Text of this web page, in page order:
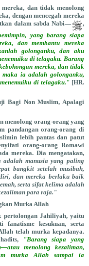
dan tidak menolong
dengan mencegah mereka
dalam sabda Nabi—
,
yang barang siapa
dan membantu mereka
golonganku, dan aku
di telagaku. Barang
mereka, dan tidak
maka ia adalah golonganku,
di telagaku." [HR.
Bagi Non Muslim, Apalagi
menolong orang-orang yang
pandangan orang-orang di
lebih pantas dan patut
orang-orang Romawi
mereka. Dia mengatakan,
adalah manusia yang paling
bangkit setelah musibah,
dan mereka berlaku baik
serta sifat kelima adalah
para raja."
Murka Allah
pertolongan Jahiliyah, yaitu
fanatisme kesukuan, serta
telah murka kepadanya.
"Barang siapa yang
menolong kezaliman,
murka Allah sampai ia